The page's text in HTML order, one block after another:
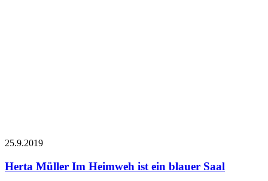
25.9.2019
Herta Müller Im Heimweh ist ein blauer Saal